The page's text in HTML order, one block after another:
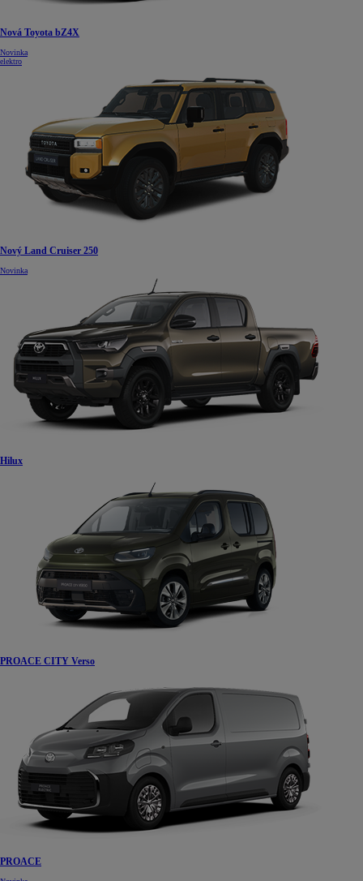
Nová Toyota bZ4X
Novinka
elektro
Nový Land Cruiser 250
Novinka
Hilux
PROACE CITY Verso
PROACE